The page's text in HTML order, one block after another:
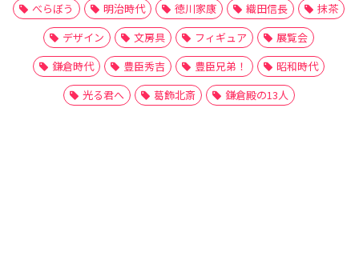
べらぼう
明治時代 徳川家康 織田信長
抹茶
デザイン
文房具 フィギュア
展覧会
鎌倉時代
豊臣秀吉 豊臣兄弟！
昭和時代
光る君へ
葛飾北斎 鎌倉殿の13人